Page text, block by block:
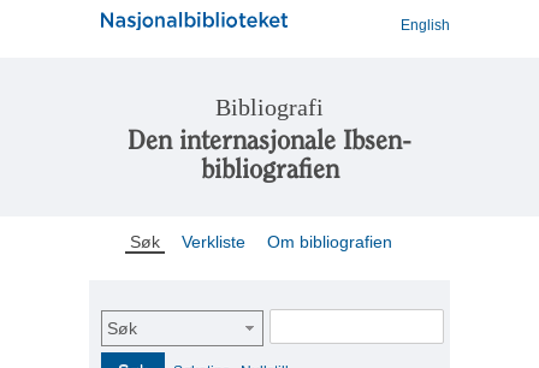
English
Bibliografi
Den internasjonale Ibsen-
bibliografien
Søk Verkliste Om bibliografien
Søk